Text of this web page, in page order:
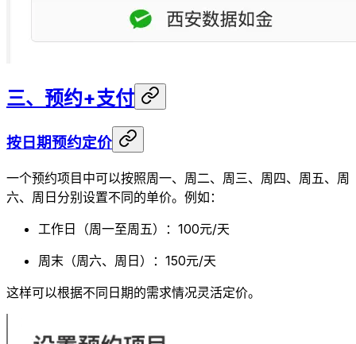
三、预约+支付
按日期预约定价
一个预约项目中可以按照周一、周二、周三、周四、周五、周
六、周日分别设置不同的单价。例如：
工作日（周一至周五）：100元/天
周末（周六、周日）：150元/天
这样可以根据不同日期的需求情况灵活定价。